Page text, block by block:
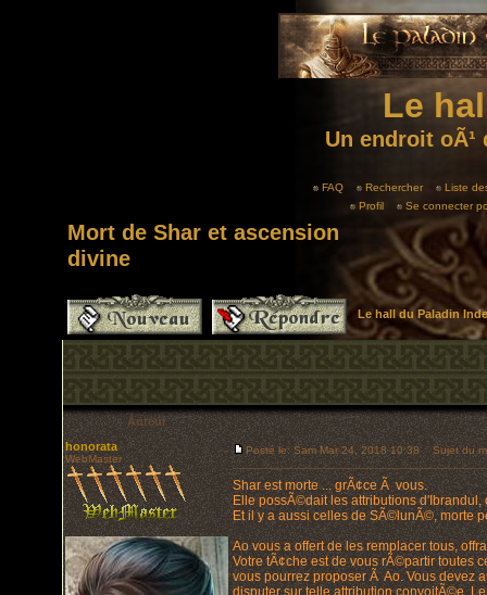
Le
Un endroit
FAQ Rechercher
Liste
Profil
Se connecter
Mort de Shar et ascension
divine
Le hall du Paladin
Auteur
honorata
WebMaster
Posté le: Sam Mar 24, 2018 10:38 Sujet du
Shar est morte ... grÃ¢ce Ã vous.
Elle possÃ©dait les attributions d'Ibrandul,
Et il y a aussi celles de SÃ©lunÃ©, morte
Ao vous a offert de les remplacer tous,
Votre tÃ¢che est de vous rÃ©partir toutes
vous pourrez proposer Ã Ao. Vous devez
disputer sur telle attribution convoitÃ©e.